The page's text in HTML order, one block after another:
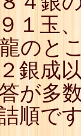
１玉
のと
銀成
が多
順で